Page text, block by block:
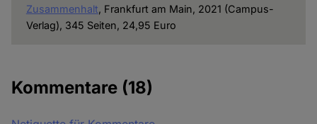
Zusammenhalt, Frankfurt am Main, 2021 (Campus-
Verlag), 345 Seiten, 24,95 Euro
Kommentare (18)